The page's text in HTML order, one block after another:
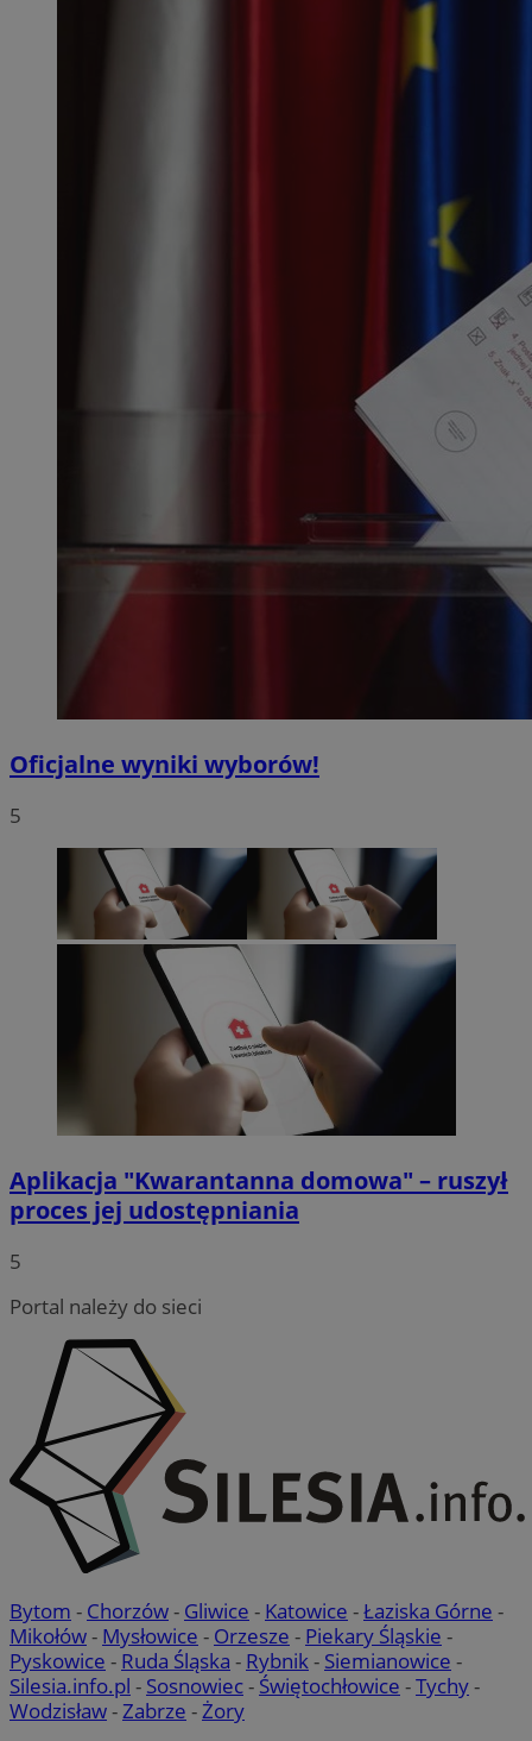
Oficjalne wyniki wyborów!
5
Aplikacja "Kwarantanna domowa" – ruszył
proces jej udostępniania
5
Portal należy do sieci
Bytom - Chorzów- Gliwice - Katowice -Łaziska Górne -
Mikołów- Mysłowice - Orzesze - Piekary Śląskie -
Pyskowice - Ruda Śląska - Rybnik- Siemianowice -
Silesia.info.pl - Sosnowiec- Świętochłowice -Tychy-
Wodzisław-Zabrze -Żory